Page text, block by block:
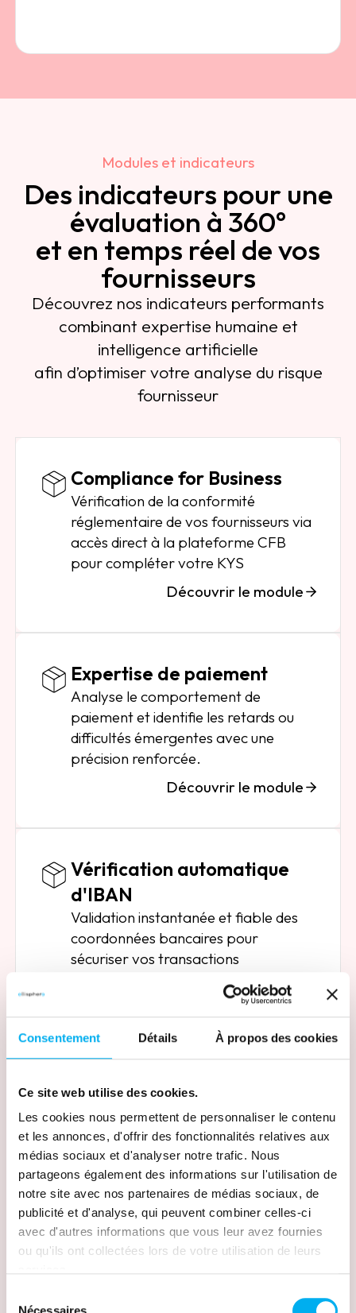
Consentement Détails À propos des cookies
Ce site web utilise des cookies.
Les cookies nous permettent de personnaliser le contenu
et les annonces, d'offrir des fonctionnalités relatives aux
médias sociaux et d'analyser notre trafic. Nous
partageons également des informations sur l'utilisation de
notre site avec nos partenaires de médias sociaux, de
publicité et d'analyse, qui peuvent combiner celles-ci
avec d'autres informations que vous leur avez fournies
ou qu'ils ont collectées lors de votre utilisation de leurs
Nécessaires
Modules et indicateurs
Des indicateurs pour une
évaluation à 360°
et en temps réel de vos
fournisseurs
Découvrez nos indicateurs performants
combinant expertise humaine et
intelligence artificielle
afin d’optimiser votre analyse du risque
fournisseur
Compliance for Business
Vérification de la conformité
réglementaire de vos fournisseurs via
accès direct à la plateforme CFB
pour compléter votre KYS
Découvrir le module
Expertise de paiement
Analyse le comportement de
paiement et identifie les retards ou
difficultés émergentes avec une
précision renforcée.
Découvrir le module
Vérification automatique
d'IBAN
Validation instantanée et fiable des
coordonnées bancaires pour
sécuriser vos transactions
Découvrir le module
Évalue la dépendance économique du
fournisseur et les risques liés à sa
concentration vis-à-vis de clients ou
partenaires.
Découvrir le module
les connexions financières clés entre